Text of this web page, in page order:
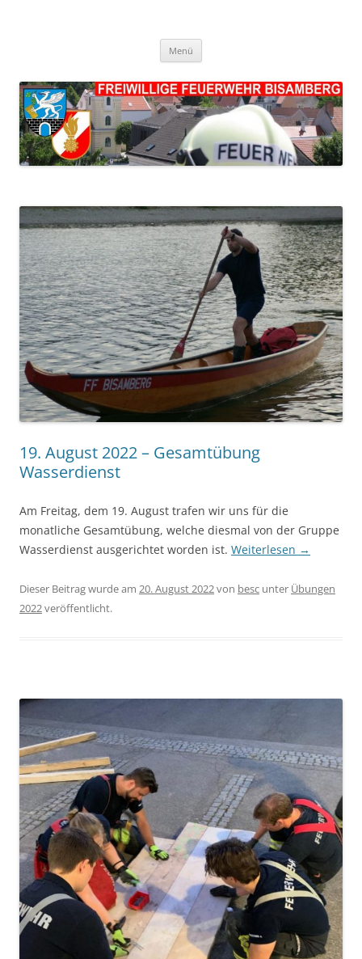
Menü
19. August 2022 – Gesamtübung
Wasserdienst
Am Freitag, dem 19. August trafen wir uns für die
monatliche Gesamtübung, welche diesmal von der Gruppe
Wasserdienst ausgerichtet worden ist. Weiterlesen →
Dieser Beitrag wurde am 20. August 2022von besc unter Übungen
2022veröffentlicht.